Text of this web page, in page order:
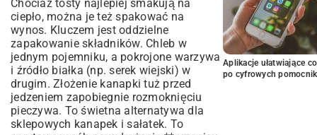
Chociaż tosty najlepiej smakują na
ciepło, można je też spakować na
wynos. Kluczem jest oddzielne
zapakowanie składników. Chleb w
jednym pojemniku, a pokrojone warzywa
i źródło białka (np. serek wiejski) w
drugim. Złożenie kanapki tuż przed
jedzeniem zapobiegnie rozmoknięciu
pieczywa. To świetna alternatywa dla
sklepowych kanapek i sałatek. To
Aplikacje ułatwiające
po cyfrowych